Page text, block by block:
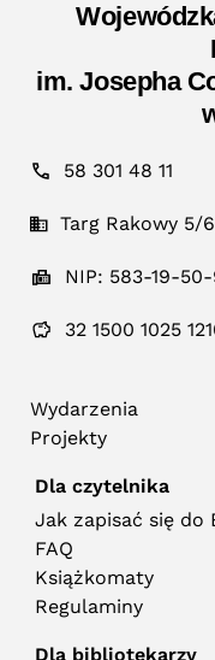
im. Josepha
58 301 48 11
Targ Rakowy 5/
NIP: 583-19-
32 1500 1025
Wydarzenia
Projekty
Dla czytelnika
Jak zapisać się do
FAQ
Książkomaty
Regulaminy
Dla bibliotekarzy